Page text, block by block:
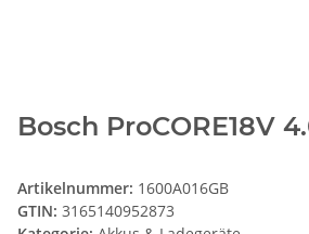
Bosch ProCORE18V
Artikelnummer: 1600A016GB
GTIN: 3165140952873